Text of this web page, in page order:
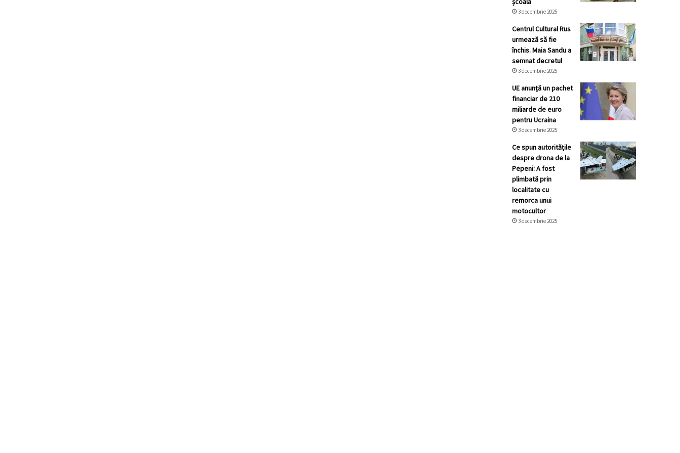
3 decembrie 2025
Centrul Cultural Rus
urmează să fie
închis. Maia Sandu a
semnat decretul
3 decembrie 2025
UE anunță un pachet
financiar de 210
miliarde de euro
pentru Ucraina
3 decembrie 2025
Ce spun autoritățile
despre drona de la
Pepeni: A fost
plimbată prin
localitate cu
remorca unui
motocultor
3 decembrie 2025